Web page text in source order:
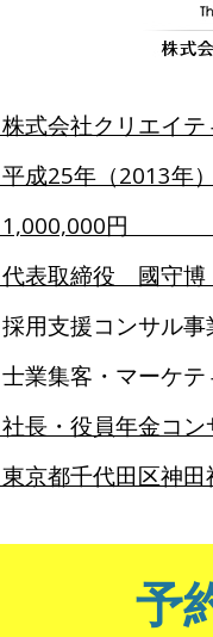
リエイテ
成25
金
代
援コンサル事
ーケティン
役
代田区神田
予